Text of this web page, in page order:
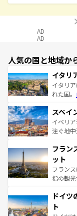
AD
AD
人気の国と地域か
イタリ
イタリ
れた国。
ろん、
景など
ピザや
ませて
なお、
しい。
スペイ
イベリ
注ぐ地
文化が
れる闘
る。首
アート
せる。
ンテンツ
フラン
ット
フラン
指の観
で、幅
聖堂、
から魅
ドイツ
ト